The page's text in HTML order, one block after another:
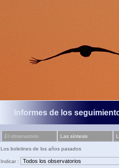
Informes de los
El observatorio Las síntesis
Los boletines de los años pasados
Indicar :